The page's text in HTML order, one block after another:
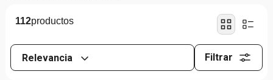
112
Relevancia Filtrar